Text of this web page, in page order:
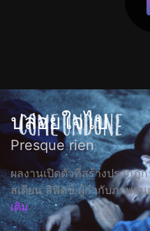
ปล่อยใจไป
Presque rien
ผลงานเปิดตัวที่สร้างปรากฏ
สเตียน ลิฟิตซ์ ผู้กำกับภาพยน
เติม